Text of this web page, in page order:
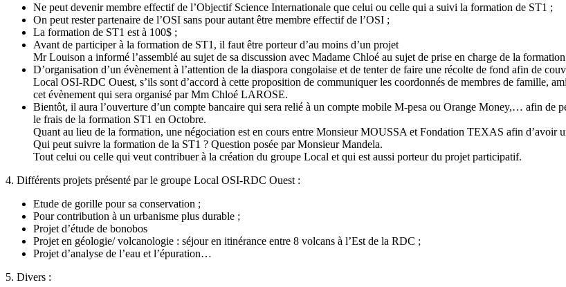
Ne peut devenir membre effectif de l’Objectif Science Internationale que celui ou celle qui a suivi la formation de ST1 ;
On peut rester partenaire de l’OSI sans pour autant être membre effectif de l’OSI ;
La formation de ST1 est à 100$ ;
Avant de participer à la formation de ST1, il faut être porteur d’au moins d’un projet
Mr Louison a informé l’assemblé au sujet de sa discussion avec Madame Chloé au sujet de prise en charge de la
D’organisation d’un évènement à l’attention de la diaspora congolaise et de tenter de faire une récolte de fond afin de
Local OSI-RDC Ouest, s’ils sont d’accord à cette proposition de communiquer les coordonnés de membres de famille,
cet évènement qui sera organisé par Mm Chloé LAROSE.
Bientôt, il aura l’ouverture d’un compte bancaire qui sera relié à un compte mobile M-pesa ou Orange Money,… afin de
le frais de la formation ST1 en Octobre.
Quant au lieu de la formation, une négociation est en cours entre Monsieur MOUSSA et Fondation TEXAS afin d’avoir
Qui peut suivre la formation de la ST1 ? Question posée par Monsieur Mandela.
Tout celui ou celle qui veut contribuer à la création du groupe Local et qui est aussi porteur du projet participatif.
4. Différents projets présenté par le groupe Local OSI-RDC Ouest :
Etude de gorille pour sa conservation ;
Pour contribution à un urbanisme plus durable ;
Projet d’étude de bonobos
Projet en géologie/ volcanologie : séjour en itinérance entre 8 volcans à l’Est de la RDC ;
Projet d’analyse de l’eau et l’épuration…
5. Divers :